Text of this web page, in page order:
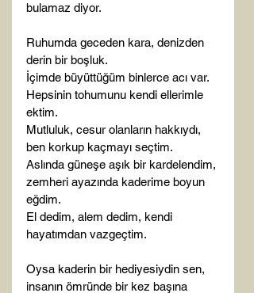
bulamaz diyor.
Ruhumda geceden kara, denizden
derin bir boşluk.
İçimde büyüttüğüm binlerce acı var.
Hepsinin tohumunu kendi ellerimle
ektim.
Mutluluk, cesur olanların hakkıydı,
ben korkup kaçmayı seçtim.
Aslında güneşe aşık bir kardelendim,
zemheri ayazında kaderime boyun
eğdim.
El dedim, alem dedim, kendi
hayatımdan vazgeçtim.
Oysa kaderin bir hediyesiydin sen,
insanın ömründe bir kez başına